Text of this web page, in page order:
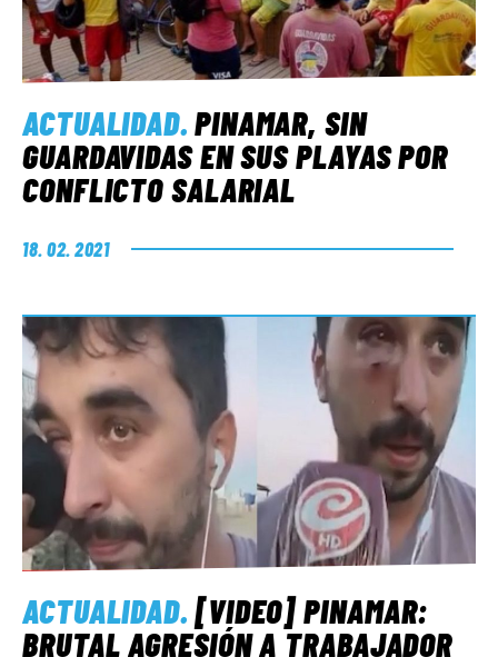
ACTUALIDAD.PINAMAR, SIN
GUARDAVIDAS EN SUS PLAYAS POR
CONFLICTO SALARIAL
18. 02. 2021
ACTUALIDAD.[VIDEO] PINAMAR:
BRUTAL AGRESIÓN A TRABAJADOR